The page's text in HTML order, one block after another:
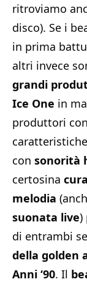
ritroviamo
disco). Se i
in prima
altri invece
grandi
Ice One in
produttori
con sonorità
certosina
melodia
suonata live)
di entrambi
della golden
Anni ‘90. Il